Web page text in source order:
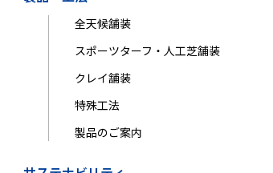
全天候舗装
スポーツターフ・人工芝舗装
クレイ舗装
特殊工法
製品のご案内